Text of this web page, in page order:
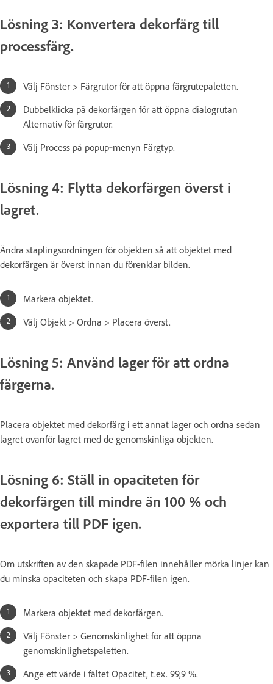
Lösning 3: Konvertera dekorfärg till
processfärg.
Välj Fönster > Färgrutor för att öppna färgrutepaletten.
Dubbelklicka på dekorfärgen för att öppna dialogrutan
Alternativ för färgrutor.
Välj Process på popup‑menyn Färgtyp.
Lösning 4: Flytta dekorfärgen överst i
lagret.
Ändra staplingsordningen för objekten så att objektet med
dekorfärgen är överst innan du förenklar bilden.
Markera objektet.
Välj Objekt > Ordna > Placera överst.
Lösning 5: Använd lager för att ordna
färgerna.
Placera objektet med dekorfärg i ett annat lager och ordna sedan
lagret ovanför lagret med de genomskinliga objekten.
Lösning 6: Ställ in opaciteten för
dekorfärgen till mindre än 100 % och
exportera till PDF igen.
Om utskriften av den skapade PDF-filen innehåller mörka linjer kan
du minska opaciteten och skapa PDF-filen igen.
Markera objektet med dekorfärgen.
Välj Fönster > Genomskinlighet för att öppna
genomskinlighetspaletten.
Ange ett värde i fältet Opacitet, t.ex. 99,9 %.